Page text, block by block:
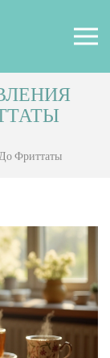
Фриттаты